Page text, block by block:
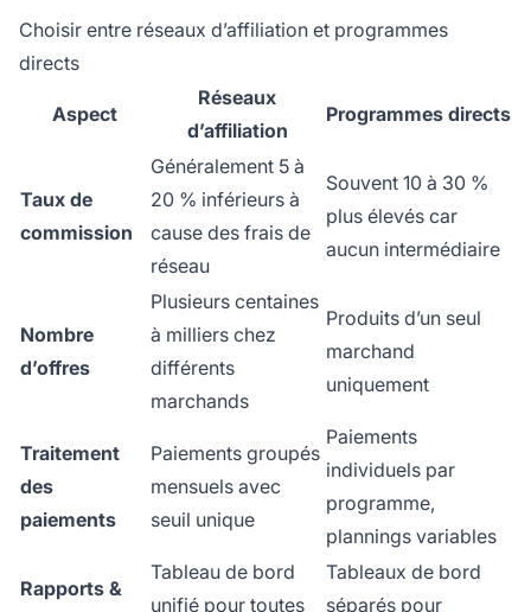
Choisir entre réseaux d’affiliation et programmes
directs
Aspect
Réseaux
d’affiliation
Programmes directs
Taux de
commission
Généralement 5 à
20 % inférieurs à
cause des frais de
réseau
Souvent 10 à 30 %
plus élevés car
aucun intermédiaire
Nombre
d’offres
Plusieurs centaines
à milliers chez
différents
marchands
Produits d’un seul
marchand
uniquement
Traitement
des
paiements
Paiements groupés
mensuels avec
seuil unique
Paiements
individuels par
programme,
plannings variables
Rapports &
Tableau de bord
unifié pour toutes
Tableaux de bord
séparés pour